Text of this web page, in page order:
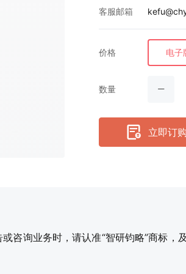
客服邮箱
价格 电子
数量
立即订购
咨询业务时，请认准“智研钧略”商标